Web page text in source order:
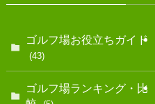
ゴルフ場お役立ちガイド
(43)
ゴルフ場ランキング・比